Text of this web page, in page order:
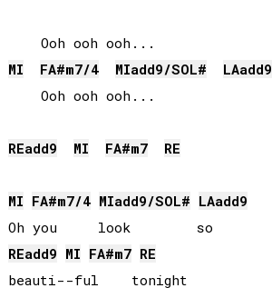
MI
FA#m7/4 MIadd9/SOL# LAadd9
    Ooh ooh ooh...
REadd9 MI FA#m7 RE
MI FA#m7/4 MIadd9/SOL# LAadd9
REadd9 MI FA#m7 RE
beauti--ful    tonight